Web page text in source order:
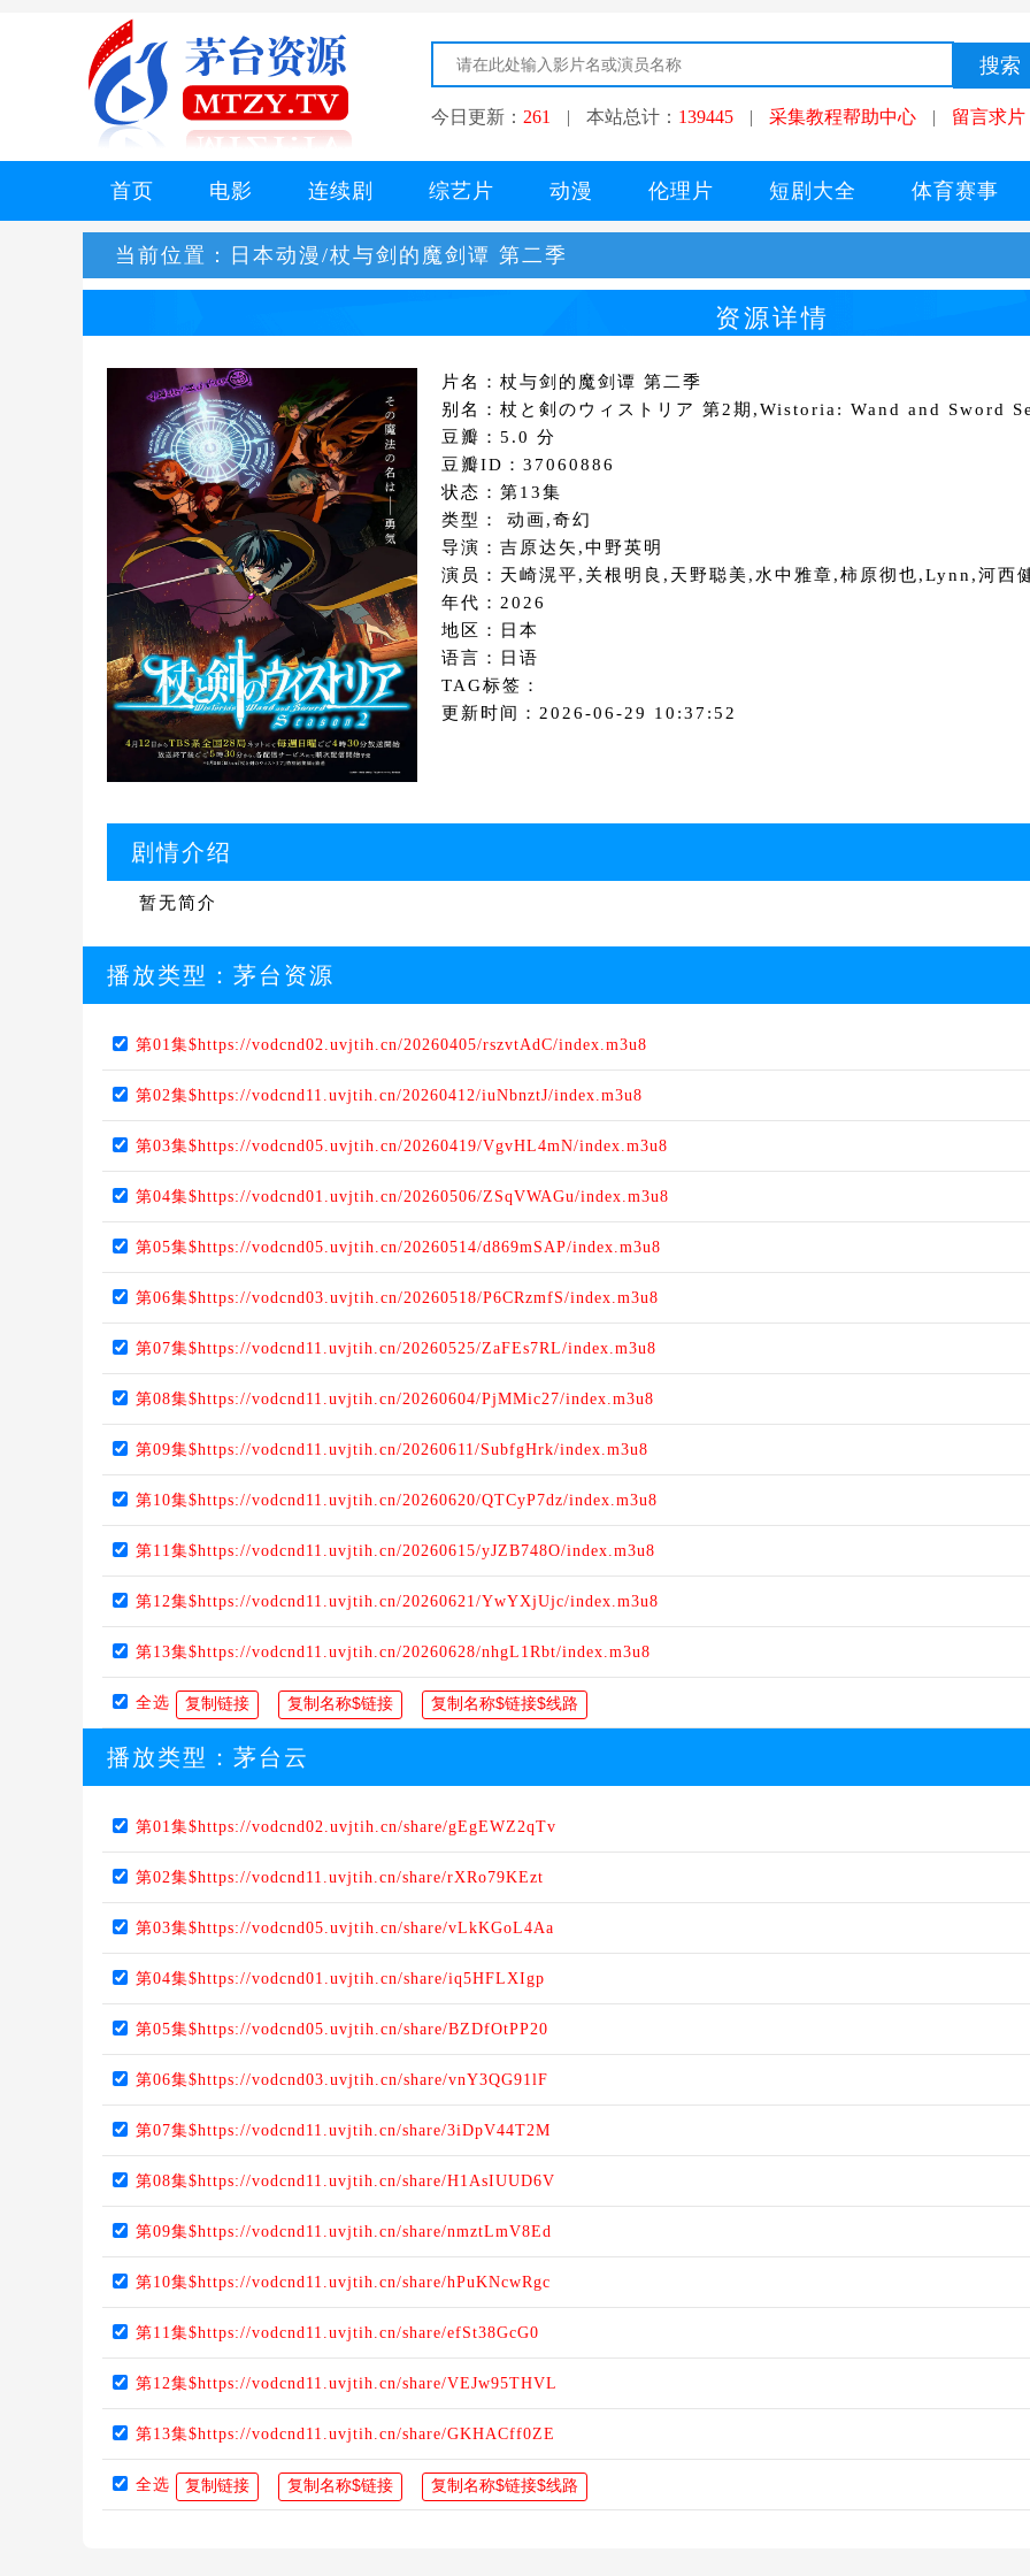
今日更新： 261 | 本站总计： 139445 | 采集教程帮助中心 | 留言求片
首页 电影 连续剧 综艺片 动漫 伦理片 短剧大全 体育赛事
当前位置： 日本动漫/杖与剑的魔剑谭 第二季
资源详情
片名：杖与剑的魔剑谭 第二季
别名：杖と剣のウィストリア 第2期‎,Wistoria: Wand and Sword
豆瓣：5.0 分
豆瓣ID：37060886
状态：第13集
类型： 动画,奇幻
导演：吉原达矢,中野英明
演员：天崎滉平,关根明良,天野聪美,水中雅章,柿原彻也,Lynn,河西
年代：2026
地区：日本
语言：日语
TAG标签：
更新时间：2026-06-29 10:37:52
剧情介绍
暂无简介
播放类型： 茅台资源
第01集$https://vodcnd02.uvjtih.cn/20260405/rszvtAdC/index.m3u8
第02集$https://vodcnd11.uvjtih.cn/20260412/iuNbnztJ/index.m3u8
第03集$https://vodcnd05.uvjtih.cn/20260419/VgvHL4mN/index.m3u8
第04集$https://vodcnd01.uvjtih.cn/20260506/ZSqVWAGu/index.m3u8
第05集$https://vodcnd05.uvjtih.cn/20260514/d869mSAP/index.m3u8
第06集$https://vodcnd03.uvjtih.cn/20260518/P6CRzmfS/index.m3u8
第07集$https://vodcnd11.uvjtih.cn/20260525/ZaFEs7RL/index.m3u8
第08集$https://vodcnd11.uvjtih.cn/20260604/PjMMic27/index.m3u8
第09集$https://vodcnd11.uvjtih.cn/20260611/SubfgHrk/index.m3u8
第10集$https://vodcnd11.uvjtih.cn/20260620/QTCyP7dz/index.m3u8
第11集$https://vodcnd11.uvjtih.cn/20260615/yJZB748O/index.m3u8
第12集$https://vodcnd11.uvjtih.cn/20260621/YwYXjUjc/index.m3u8
第13集$https://vodcnd11.uvjtih.cn/20260628/nhgL1Rbt/index.m3u8
全选
播放类型： 茅台云
第01集$https://vodcnd02.uvjtih.cn/share/gEgEWZ2qTv
第02集$https://vodcnd11.uvjtih.cn/share/rXRo79KEzt
第03集$https://vodcnd05.uvjtih.cn/share/vLkKGoL4Aa
第04集$https://vodcnd01.uvjtih.cn/share/iq5HFLXIgp
第05集$https://vodcnd05.uvjtih.cn/share/BZDfOtPP20
第06集$https://vodcnd03.uvjtih.cn/share/vnY3QG91lF
第07集$https://vodcnd11.uvjtih.cn/share/3iDpV44T2M
第08集$https://vodcnd11.uvjtih.cn/share/H1AsIUUD6V
第09集$https://vodcnd11.uvjtih.cn/share/nmztLmV8Ed
第10集$https://vodcnd11.uvjtih.cn/share/hPuKNcwRgc
第11集$https://vodcnd11.uvjtih.cn/share/efSt38GcG0
第12集$https://vodcnd11.uvjtih.cn/share/VEJw95THVL
第13集$https://vodcnd11.uvjtih.cn/share/GKHACff0ZE
全选